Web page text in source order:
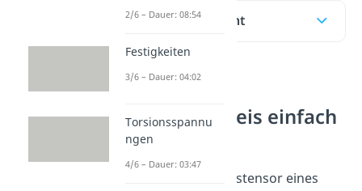
Inhaltsübersicht
Spannungskreis einfach
erklärt
Über den Spannungstensor eines
2/6 – Dauer: 08:54
Festigkeiten
3/6 – Dauer: 04:02
Torsionsspannu
ngen
4/6 – Dauer: 03:47